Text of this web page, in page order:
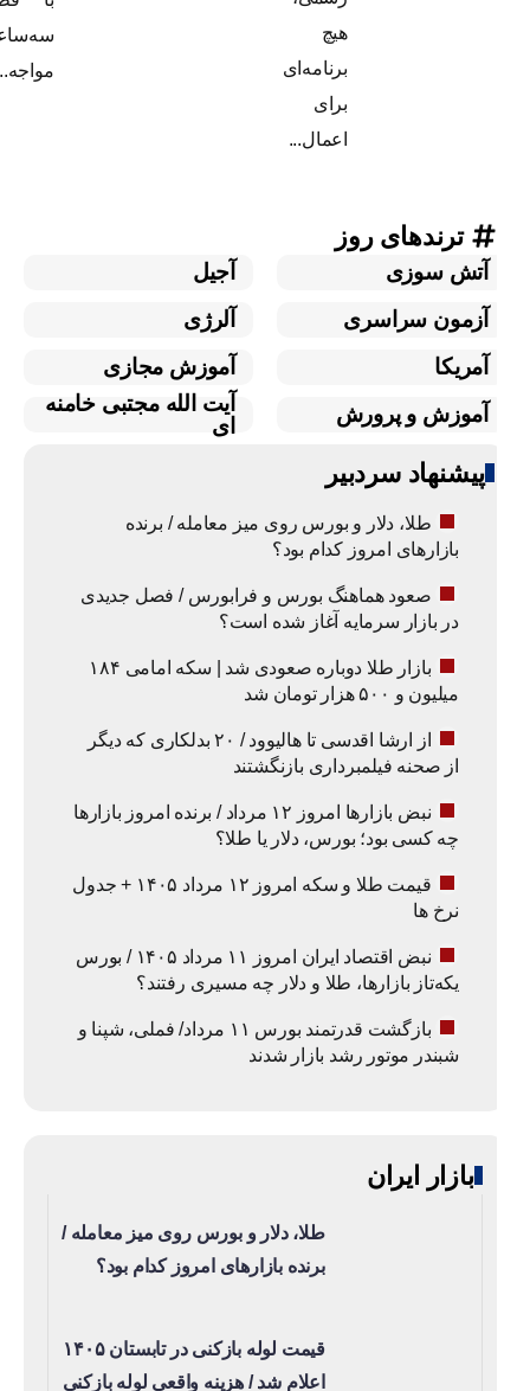
برنامه‌ای
برای
اعمال...
سه‌ساعته
مواجه...
ترندهای روز
آتش سوزی
آجیل
آزمون سراسری
آلرژی
آمریکا
آموزش مجازی
آموزش و پرورش
آیت الله مجتبی خامنه
پیشنهاد سردبیر
طلا، دلار و بورس روی میز معامله / برنده
بازارهای امروز کدام بود؟
صعود هماهنگ بورس و فرابورس / فصل جدیدی
در بازار سرمایه آغاز شده است؟
بازار طلا دوباره صعودی شد | سکه امامی ۱۸۴
میلیون و ۵۰۰ هزار تومان شد
از ارشا اقدسی تا هالیوود / ۲۰ بدلکاری که دیگر
از صحنه فیلمبرداری بازنگشتند
نبض بازارها امروز ۱۲ مرداد / برنده امروز بازارها
چه کسی بود؛ بورس، دلار یا طلا؟
قیمت طلا و سکه امروز ۱۲ مرداد ۱۴۰۵ + جدول
نرخ ها
نبض اقتصاد ایران امروز ۱۱ مرداد ۱۴۰۵ / بورس
یکه‌تاز بازارها، طلا و دلار چه مسیری رفتند؟
بازگشت قدرتمند بورس ۱۱ مرداد/ فملی، شپنا و
شبندر موتور رشد بازار شدند
بازار ایران
طلا، دلار و بورس روی میز معامله /
برنده بازارهای امروز کدام بود؟
قیمت لوله بازکنی در تابستان ۱۴۰۵
اعلام شد / هزینه واقعی لوله بازکنی